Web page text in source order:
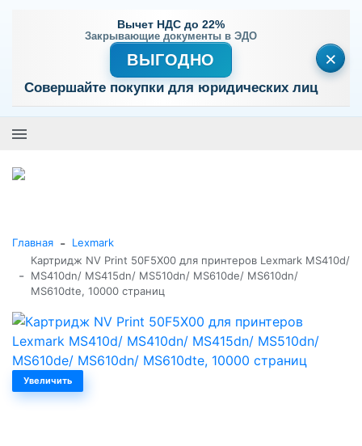
Вычет НДС до 22%
Закрывающие документы в ЭДО
ВЫГОДНО
Совершайте покупки для юридических лиц
×
Главная - Lexmark
-
Картридж NV Print 50F5X00 для принтеров Lexmark MS410d/
MS410dn/ MS415dn/ MS510dn/ MS610de/ MS610dn/
MS610dte, 10000 страниц
Увеличить